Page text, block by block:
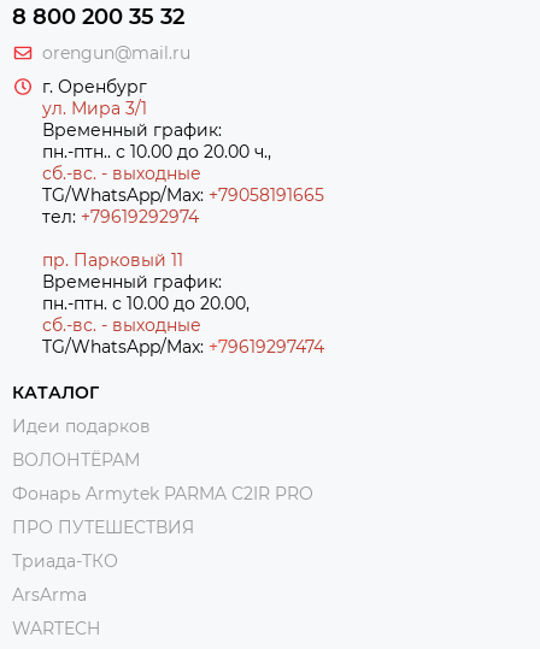
8 800 200 35 32
orengun@mail.ru
г. Оренбург
ул. Мира 3/1
Временный график:
пн.-птн.. с 10.00 до 20.00 ч.,
сб.-вс. - выходные
TG/WhatsApp/Max: +79058191665
тел: +79619292974
пр. Парковый 11
Временный график:
пн.-птн. с 10.00 до 20.00,
сб.-вс. - выходные
TG/WhatsApp/Max: +79619297474
КАТАЛОГ
Идеи подарков
ВОЛОНТЁРАМ
Фонарь Armytek PARMA C2IR PRO
ПРО ПУТЕШЕСТВИЯ
Триада-ТКО
ArsArma
WARTECH